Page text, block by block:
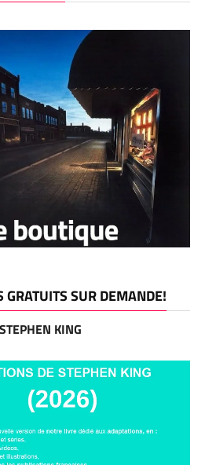
GRATUITS SUR DEMANDE!
KING